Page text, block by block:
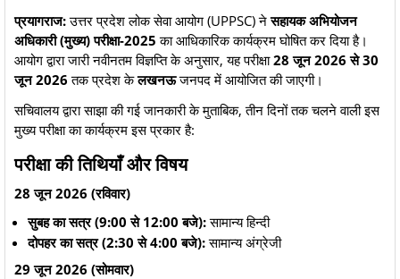
प्रयागराज:उत्तर प्रदेश लोक सेवा आयोग (UPPSC) नेसहायक अभियोजन
अधिकारी (मुख्य) परीक्षा-2025 का आधिकारिक कार्यक्रम घोषित कर दिया है।
आयोग द्वारा जारी नवीनतम विज्ञप्ति के अनुसार, यह परीक्षा28 जून 2026 से 30
जून 2026 तक प्रदेश केलखनऊजनपद में आयोजित की जाएगी।
​सचिवालय द्वारा साझा की गई जानकारी के मुताबिक, तीन दिनों तक चलने वाली इस
मुख्य परीक्षा का कार्यक्रम इस प्रकार है:
परीक्षा की तिथियाँ और विषय
28 जून 2026 (रविवार)
सुबह का सत्र (9:00 से 12:00 बजे):सामान्य हिन्दी
दोपहर का सत्र (2:30 से 4:00 बजे):सामान्य अंग्रेजी
29 जून 2026 (सोमवार)